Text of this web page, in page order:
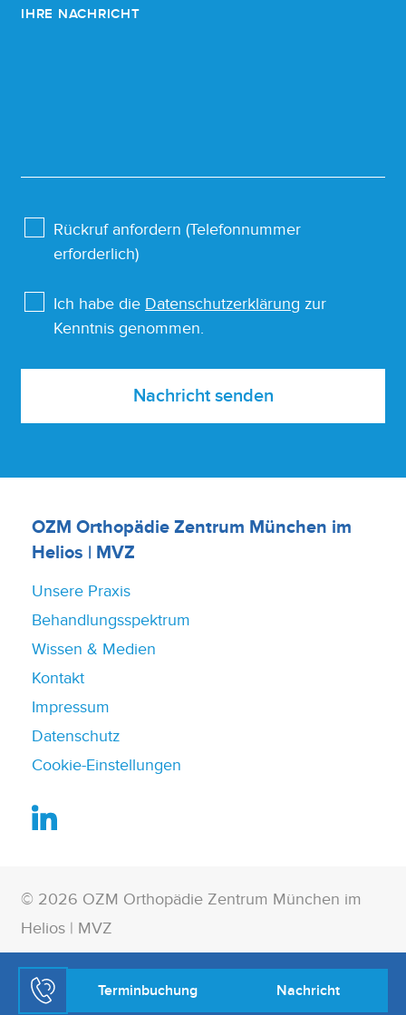
IHRE NACHRICHT
Rückruf anfordern (Telefonnummer
erforderlich)
Ich habe die Datenschutzerklärung zur
Kenntnis genommen.
Nachricht senden
OZM Orthopädie Zentrum München im
Helios | MVZ
Unsere Praxis
Behandlungsspektrum
Wissen & Medien
Kontakt
Impressum
Datenschutz
Cookie-Einstellungen
© 2026 OZM Orthopädie Zentrum München im
Helios | MVZ
Terminbuchung Nachricht